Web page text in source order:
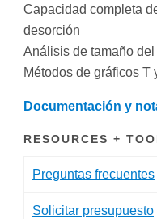
Capacidad completa
desorción
Análisis de tamaño
Métodos de gráficos T
Documentación y
RESOURCES +
Preguntas frecuentes
Solicitar presupuesto